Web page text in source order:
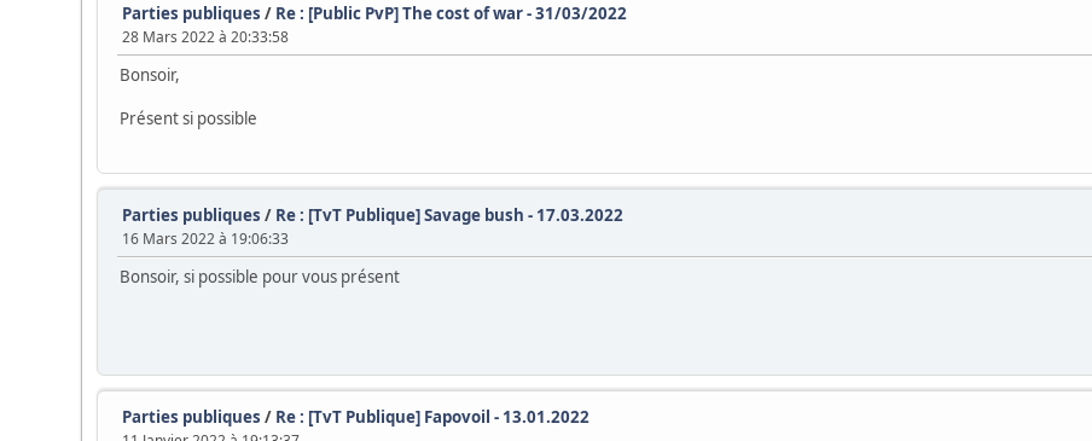
Parties publiques / Re : [Public PvP] The cost of war - 31/03/2022
28 Mars 2022 à 20:33:58
Bonsoir,
Présent si possible
Parties publiques / Re : [TvT Publique] Savage bush - 17.03.2022
16 Mars 2022 à 19:06:33
Bonsoir, si possible pour vous présent
Parties publiques / Re : [TvT Publique] Fapovoil - 13.01.2022